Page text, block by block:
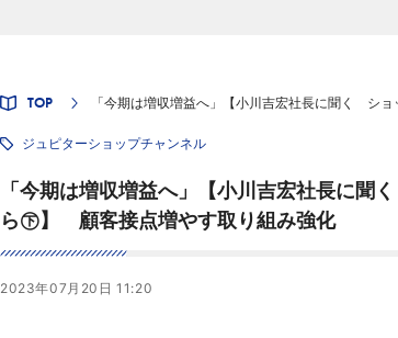
TOP 「今期は増収増益へ」【小川吉宏社長に聞く シ
ジュピターショップチャンネル
「今期は増収増益へ」【小川吉宏社長に
ら㊦】 顧客接点増やす取り組み強化
2023年07月20日 11:20